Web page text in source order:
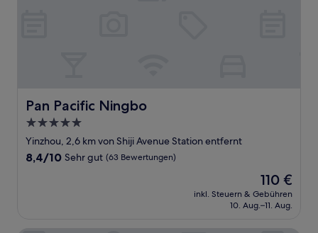
Pan Pacific Ningbo
Pan Pacific Ningbo
5.0-
Sterne-
Unterkunft
Yinzhou, 2,6 km von Shiji Avenue Station entfernt
8.4
8,4/10 Sehr gut (63 Bewertungen)
Der
Preis
beträgt
110 €
inkl. Steuern & Gebühren
10. Aug.–11. Aug.